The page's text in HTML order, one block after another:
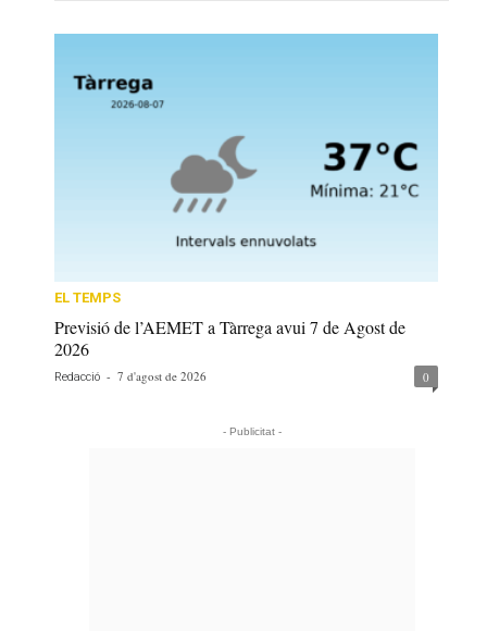
EL TEMPS
Previsió de l’AEMET a Tàrrega avui 7 de Agost de
2026
Redacció - 7 d'agost de 2026 0
- Publicitat -